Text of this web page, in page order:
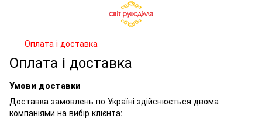
Оплата і доставка
Оплата і доставка
Умови доставки
Доставка замовлень по Україні здійснюється двома
компаніями на вибір клієнта: